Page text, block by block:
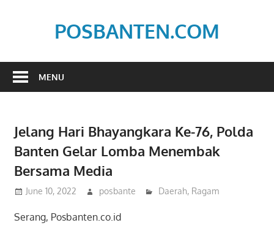
POSBANTEN.COM
Dan
MENU
Jelang Hari Bhayangkara Ke-76, Polda
Banten Gelar Lomba Menembak
Bersama Media
June 10, 2022 posbante Daerah, Ragam
Serang, Posbanten.co.id